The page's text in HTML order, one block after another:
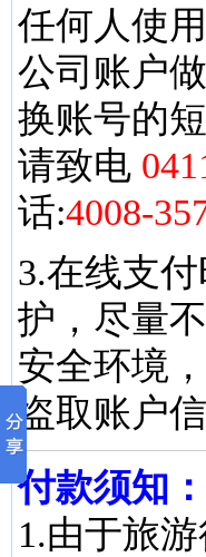
任何人使
公司账户
换账号的
请致电
话:4008-
3.在线支
护，尽量
安全环境
盗取账户信
付款须知：
1.由于旅